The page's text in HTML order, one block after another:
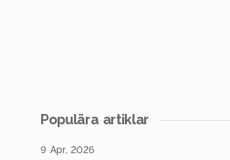
Populära artiklar
9 Apr, 2026